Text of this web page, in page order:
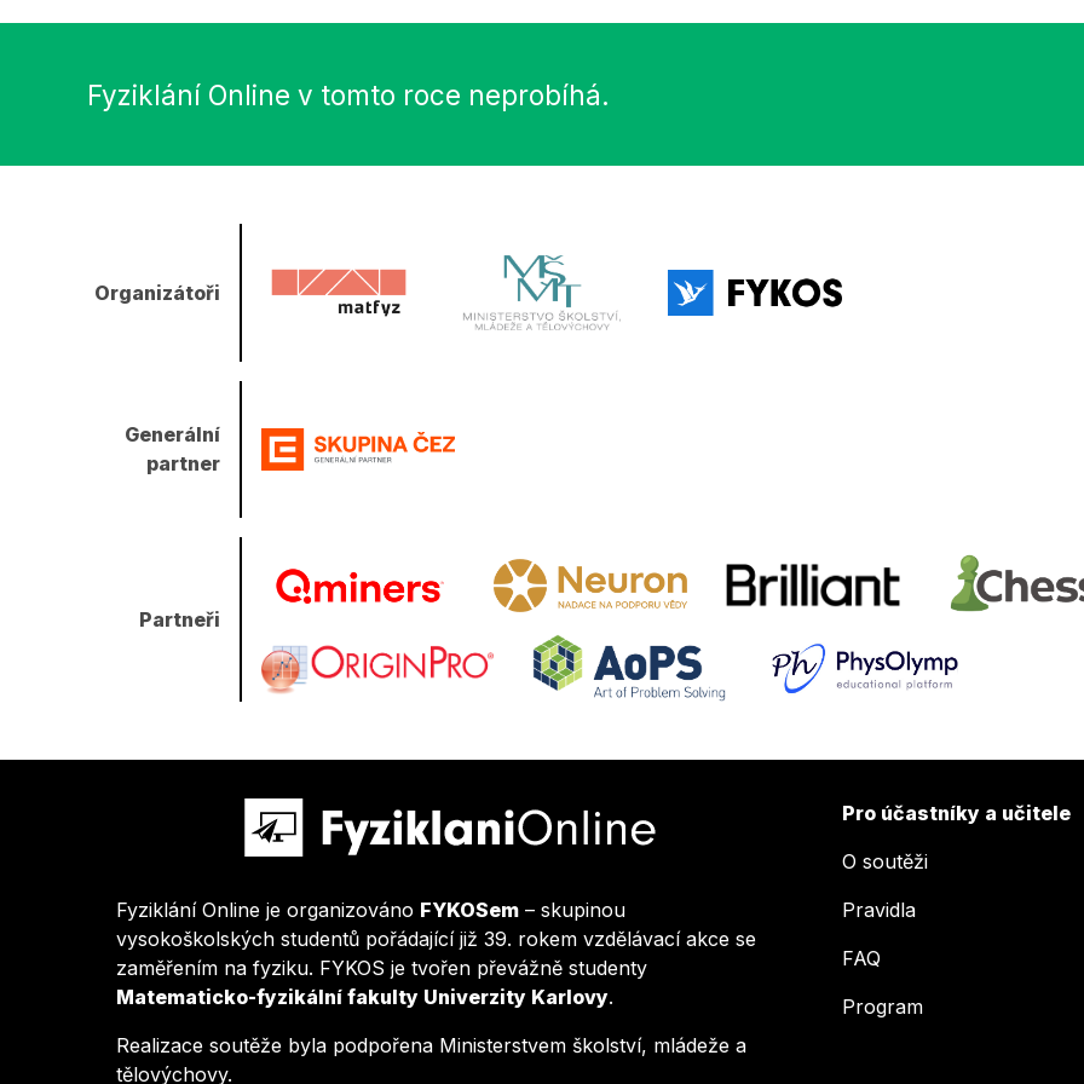
Fyziklání Online v tomto roce neprobíhá.
Organizátoři
Generální
partner
Partneři
Fyziklání Online je organizováno FYKOSem – skupinou
vysokoškolských studentů pořádající již 39. rokem vzdělávací akce se
zaměřením na fyziku. FYKOS je tvořen převážně studenty
Matematicko-fyzikální fakulty Univerzity Karlovy.
Realizace soutěže byla podpořena Ministerstvem školství, mládeže a
tělovýchovy.
Pro účastníky a učitele
O soutěži
Pravidla
FAQ
Program